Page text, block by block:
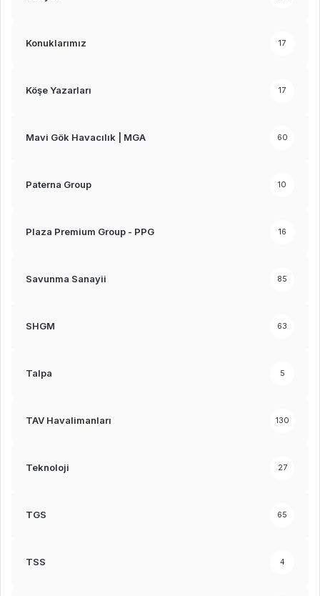
Konuklarımız 17
Köşe Yazarları 17
Mavi Gök Havacılık | MGA 60
Paterna Group 10
Plaza Premium Group - PPG 16
Savunma Sanayii 85
SHGM 63
Talpa 5
TAV Havalimanları 130
Teknoloji 27
TGS 65
TSS 4